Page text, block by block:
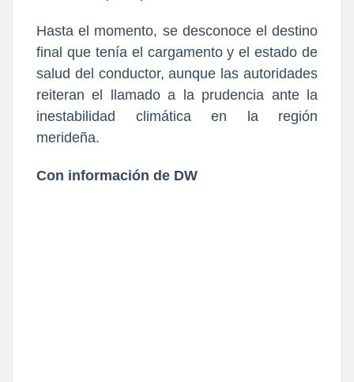
Hasta el momento, se desconoce el destino
final que tenía el cargamento y el estado de
salud del conductor, aunque las autoridades
reiteran el llamado a la prudencia ante la
inestabilidad climática en la región
merideña.
Con información de DW